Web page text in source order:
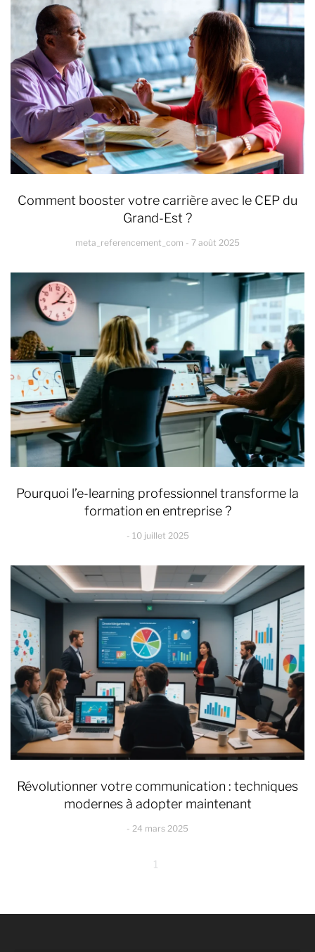
Comment booster votre carrière avec le CEP du
Grand-Est ?
meta_referencement_com 7 août 2025
Pourquoi l’e-learning professionnel transforme la
formation en entreprise ?
10 juillet 2025
Révolutionner votre communication : techniques
modernes à adopter maintenant
24 mars 2025
1